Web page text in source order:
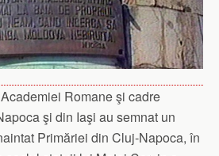
Romane şi cadre
şi din Iaşi au semnat un
Primăriei din Cluj-Napoca, în